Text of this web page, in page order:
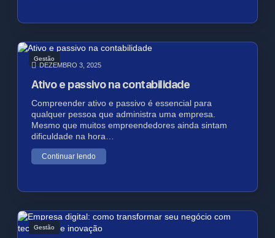
Gestão
DEZEMBRO 3, 2025
Ativo e passivo na contabilidade
Compreender ativo e passivo é essencial para
qualquer pessoa que administra uma empresa.
Mesmo que muitos empreendedores ainda sintam
dificuldade na hora…
Continuar lendo
Gestão